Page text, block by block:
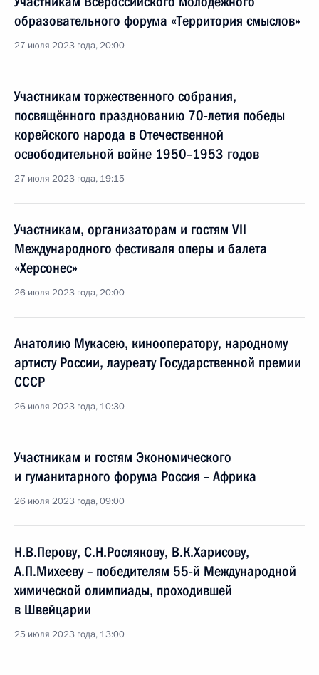
образовательного форума «Территория смыслов»
27 июля 2023 года, 20:00
Участникам торжественного собрания,
посвящённого празднованию 70-летия победы
корейского народа в Отечественной
освободительной войне 1950–1953 годов
27 июля 2023 года, 19:15
Участникам, организаторам и гостям VII
Международного фестиваля оперы и балета
«Херсонес»
26 июля 2023 года, 20:00
Анатолию Мукасею, кинооператору, народному
артисту России, лауреату Государственной премии
СССР
26 июля 2023 года, 10:30
Участникам и гостям Экономического
и гуманитарного форума Россия – Африка
26 июля 2023 года, 09:00
Н.В.Перову, С.Н.Рослякову, В.К.Харисову,
А.П.Михееву – победителям 55-й Международной
химической олимпиады, проходившей
в Швейцарии
25 июля 2023 года, 13:00